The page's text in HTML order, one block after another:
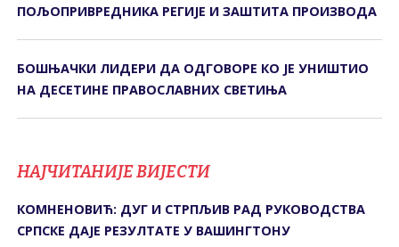
ПОЉОПРИВРЕДНИКА РЕГИЈЕ И ЗАШТИТА ПРОИЗВОДА
БОШЊАЧКИ ЛИДЕРИ ДА ОДГОВОРЕ КО ЈЕ УНИШТИО
НА ДЕСЕТИНЕ ПРАВОСЛАВНИХ СВЕТИЊА
НАЈЧИТАНИЈЕ ВИЈЕСТИ
КОМНЕНОВИЋ: ДУГ И СТРПЉИВ РАД РУКОВОДСТВА
СРПСКЕ ДАЈЕ РЕЗУЛТАТЕ У ВАШИНГТОНУ